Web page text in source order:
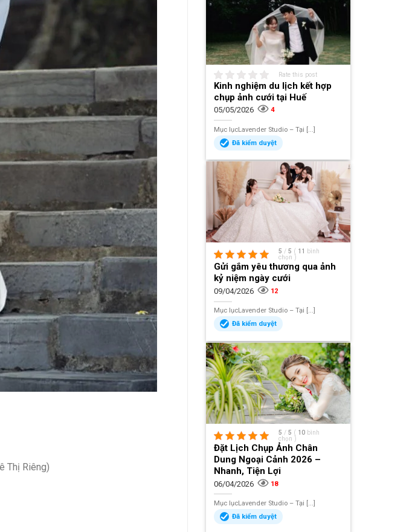
Thị Riêng)
Rate this post
Kinh nghiệm du lịch kết hợp
chụp ảnh cưới tại Huế
05/05/2026 4
Mục lụcLavender Studio – Tại [...]
Đã kiểm duyệt
5 / 5 ( 11
bình
chọn )
Gửi gắm yêu thương qua ảnh
kỷ niệm ngày cưới
09/04/2026 12
Mục lụcLavender Studio – Tại [...]
Đã kiểm duyệt
5 / 5 ( 10 bình
chọn )
Đặt Lịch Chụp Ảnh Chân
Dung Ngoại Cảnh 2026 –
Nhanh, Tiện Lợi
06/04/2026 18
Mục lụcLavender Studio – Tại [...]
Đã kiểm duyệt